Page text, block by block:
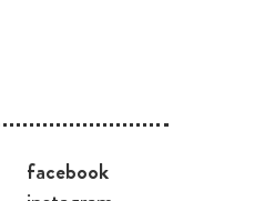
facebook